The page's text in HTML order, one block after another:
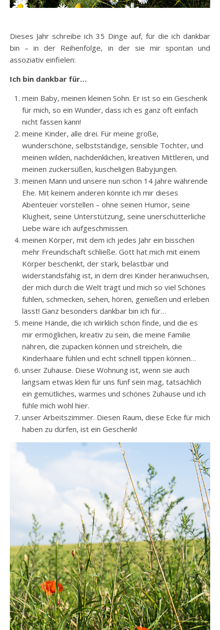
Dieses Jahr schreibe ich 35 Dinge auf, für die ich dankbar
bin – in der Reihenfolge, in der sie mir spontan und
assoziativ einfielen:
Ich bin dankbar für…
mein Baby, meinen kleinen Sohn. Er ist so ein Geschenk
für mich, so ein Wunder, dass ich es ganz oft einfach
nicht fassen kann!
meine Kinder, alle drei. Für meine große,
wunderschöne, selbstständige, sensible Tochter, und
meinen wilden, nachdenklichen, kreativen Mittleren, und
meinen zuckersüßen, kuscheligen Babyjungen.
meinen Mann und unsere nun schon 14 Jahre währende
Ehe. Mit keinem anderen könnte ich mir dieses
Abenteuer vorstellen – ohne seinen Humor, seine
Klugheit, seine Unterstützung, seine unerschütterliche
Liebe wäre ich aufgeschmissen.
meinen Körper, mit dem ich jedes Jahr ein bisschen
mehr Freundschaft schließe. Gott hat mich mit einem
Körper beschenkt, der stark, belastbar und
widerstandsfähig ist, in dem drei Kinder heranwuchsen,
der mich durch die Welt trägt und mich so viel Schönes
fühlen, schmecken, sehen, hören, genießen und erleben
lässt! Ganz besonders dankbar bin ich für…
meine Hände, die ich wirklich schön finde, und die es
mir ermöglichen, kreativ zu sein, die meine Familie
nähren, die zupacken können und streicheln, die
Kinderhaare fühlen und echt schnell tippen können…
unser Zuhause. Diese Wohnung ist, wenn sie auch
langsam etwas klein für uns fünf sein mag, tatsächlich
ein gemütliches, warmes und schönes Zuhause und ich
fühle mich wohl hier.
unser Arbeitszimmer. Diesen Raum, diese Ecke für mich
haben zu dürfen, ist ein Geschenk!